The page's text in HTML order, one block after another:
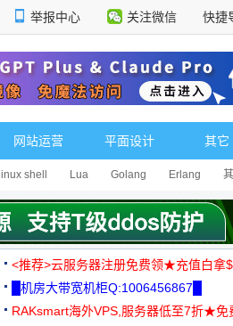
举报中心 关注微信 快捷
网站运营 平面设计 其它
linux shell Lua Golang Erlang
<推荐>云服务器注册免费领★充值白拿
█机房大带宽机柜Q:1006456867█
RAKsmart海外VPS,服务器低至7折★免